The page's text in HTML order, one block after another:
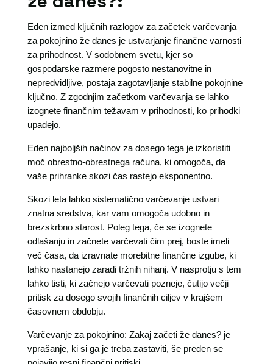
Eden izmed ključnih razlogov za začetek varčevanja
za pokojnino že danes je ustvarjanje finančne varnosti
za prihodnost. V sodobnem svetu, kjer so
gospodarske razmere pogosto nestanovitne in
nepredvidljive, postaja zagotavljanje stabilne pokojnine
ključno. Z zgodnjim začetkom varčevanja se lahko
izognete finančnim težavam v prihodnosti, ko prihodki
upadejo.
Eden najboljših načinov za dosego tega je izkoristiti
moč obrestno-obrestnega računa, ki omogoča, da
vaše prihranke skozi čas rastejo eksponentno.
Skozi leta lahko sistematično varčevanje ustvari
znatna sredstva, kar vam omogoča udobno in
brezskrbno starost. Poleg tega, če se izognete
odlašanju in začnete varčevati čim prej, boste imeli
več časa, da izravnate morebitne finančne izgube, ki
lahko nastanejo zaradi tržnih nihanj. V nasprotju s tem
lahko tisti, ki začnejo varčevati pozneje, čutijo večji
pritisk za dosego svojih finančnih ciljev v krajšem
časovnem obdobju.
Varčevanje za pokojnino: Zakaj začeti že danes? je
vprašanje, ki si ga je treba zastaviti, še preden se